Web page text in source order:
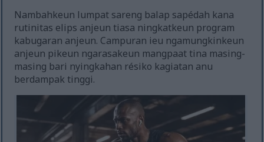
Nambahkeun lumpat sareng balap sapédah kana
rutinitas elips anjeun tiasa ningkatkeun program
kabugaran anjeun. Campuran ieu ngamungkinkeun
anjeun pikeun ngarasakeun mangpaat tina masing-
masing bari nyingkahan résiko kagiatan anu
berdampak tinggi.